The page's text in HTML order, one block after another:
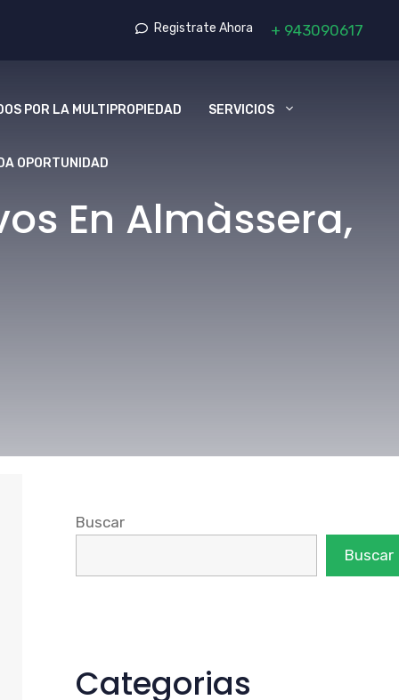
Registrate Ahora + 943090617
POR LA MULTIPROPIEDAD SERVICIOS
OPORTUNIDAD
En Almàssera,
Buscar
Buscar
Categorias